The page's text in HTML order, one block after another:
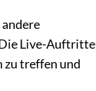
Die Live-Auftritte
zu treffen und